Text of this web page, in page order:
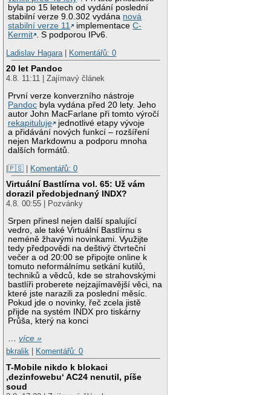
byla po 15 letech od vydání poslední
stabilní verze 9.0.302 vydána nová
stabilní verze 11
implementaceC-
Kermit . S podporou IPv6.
Ladislav Hagara | Komentářů: 0
20 let Pandoc
4.8. 11:11 | Zajímavý článek
První verze konverzního nástroje
Pandoc byla vydána před 20 lety. Jeho
autor John MacFarlane při tomto výročí
rekapituluje
jednotlivé etapy vývoje
a přidávání nových funkcí – rozšíření
nejen Markdownu a podporu mnoha
dalších formátů.
|🇵🇸 | Komentářů: 0
Virtuální Bastlírna vol. 65: Už vám
dorazil předobjednaný INDX?
4.8. 00:55 | Pozvánky
Srpen přinesl nejen další spalující
vedro, ale také Virtuální Bastlírnu s
neméně žhavými novinkami. Využijte
tedy předpovědi na deštivý čtvrteční
večer a od 20:00 se připojte online k
tomuto neformálnímu setkání kutilů,
techniků a vědců, kde se strahovskými
bastlíři proberete nejzajímavější věci, na
které jste narazili za poslední měsíc.
Pokud jde o novinky, řeč zcela jistě
přijde na systém INDX pro tiskárny
Průša, který na konci
…více »
bkralik
Komentářů: 0
T-Mobile nikdo k blokaci
‚dezinfowebu‘ AC24 nenutil, píše
soud